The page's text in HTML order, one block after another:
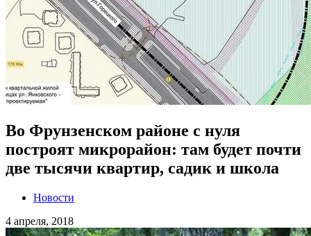
Во Фрунзенском районе с нуля
построят микрорайон: там будет почти
две тысячи квартир, садик и школа
Новости
4 апреля, 2018